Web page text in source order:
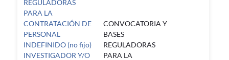
REGULADORAS
PARA LA
CONTRATACIÓN DE
PERSONAL
INDEFINIDO (no fijo)
INVESTIGADOR Y/O
CONVOCATORIA Y
BASES
REGULADORAS
PARA LA